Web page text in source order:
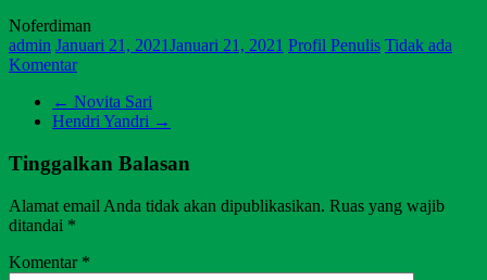
Noferdiman
admin Januari 21, 2021Januari 21, 2021 Profil Penulis Tidak ada
Komentar
← Novita Sari
Hendri Yandri →
Tinggalkan Balasan
Alamat email Anda tidak akan dipublikasikan. Ruas yang wajib
ditandai *
Komentar *